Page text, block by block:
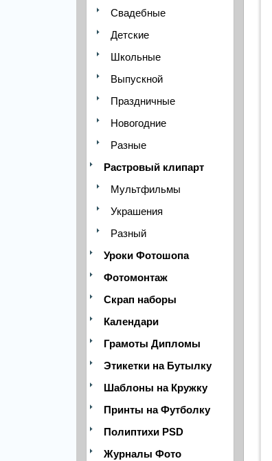
Свадебные
Детские
Школьные
Выпускной
Праздничные
Новогодние
Разные
Растровый клипарт
Мультфильмы
Украшения
Разный
Уроки Фотошопа
Фотомонтаж
Скрап наборы
Календари
Грамоты Дипломы
Этикетки на Бутылку
Шаблоны на Кружку
Принты на Футболку
Полиптихи PSD
Журналы Фото